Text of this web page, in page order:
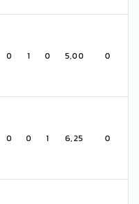
0 1 0 5,00 0
0 0 1 6,25 0